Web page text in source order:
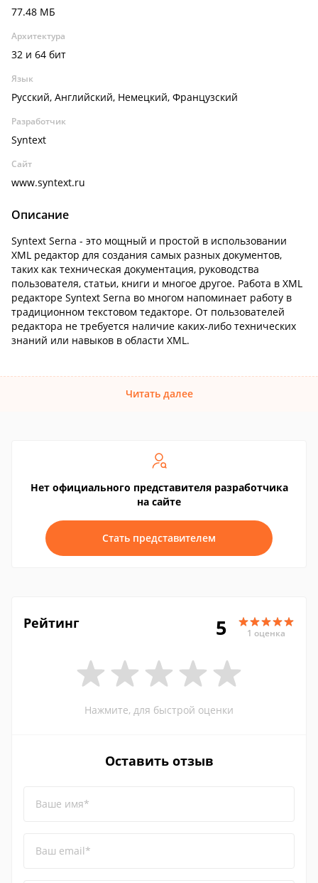
77.48 МБ
Архитектура
32 и 64 бит
Язык
Русский, Английский, Немецкий, Французский
Разработчик
Syntext
Сайт
www.syntext.ru
Описание
Syntext Serna - это мощный и простой в использовании
XML редактор для создания самых разных документов,
таких как техническая документация, руководства
пользователя, статьи, книги и многое другое. Работа в XML
редакторе Syntext Serna во многом напоминает работу в
традиционном текстовом тедакторе. От пользователей
редактора не требуется наличие каких-либо технических
знаний или навыков в области XML.
Читать далее
Нет официального представителя разработчика
на сайте
Стать представителем
Рейтинг 5 1 оценка
Нажмите, для быстрой оценки
Оставить отзыв
Ваше имя*
Ваш email*